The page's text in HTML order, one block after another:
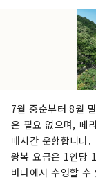
7월 중순부터 8월
은 필요 없으며, 페
매시간 운항합니다.
왕복 요금은 1인당
바다에서 수영할 수